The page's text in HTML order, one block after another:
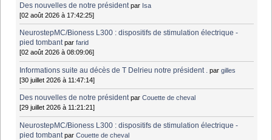
Des nouvelles de notre président par Isa
[02 août 2026 à 17:42:25]
NeurostepMC/Bioness L300 : dispositifs de stimulation électrique -
pied tombant parfarid
[02 août 2026 à 08:09:06]
Informations suite au décès de T Delrieu notre président . pargilles
[30 juillet 2026 à 11:47:14]
Des nouvelles de notre président parCouette de cheval
[29 juillet 2026 à 11:21:21]
NeurostepMC/Bioness L300 : dispositifs de stimulation électrique -
pied tombant parCouette de cheval